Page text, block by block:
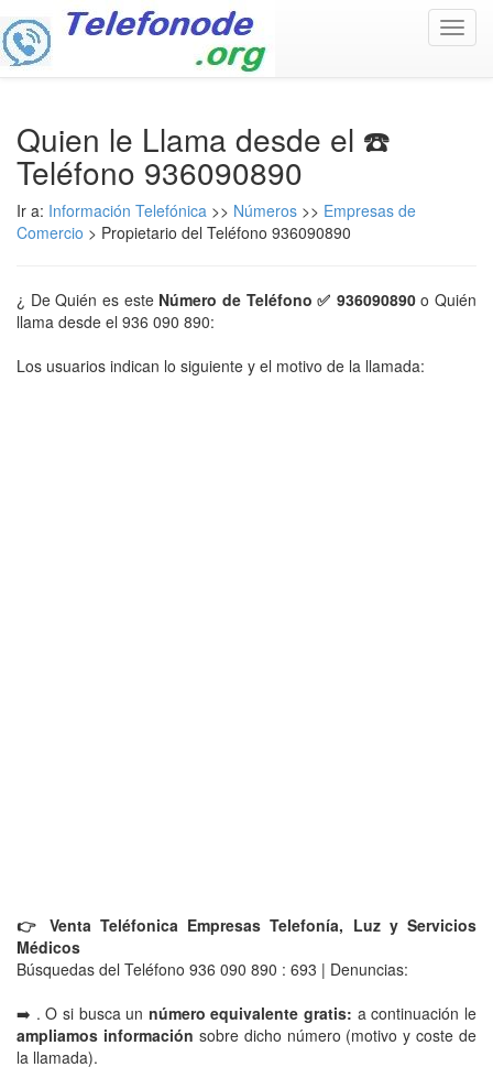
Quien le Llama desde el ☎️
Teléfono 936090890
Ir a: Información Telefónica >> Números >> Empresas de
Comercio > Propietario del Teléfono 936090890
¿ De Quién es este Número de Teléfono ✅ 936090890o Quién
llama desde el 936 090 890:
Los usuarios indican lo siguiente y el motivo de la llamada:
👉 Venta Teléfonica Empresas Telefonía, Luz y Servicios
Médicos
Búsquedas del Teléfono 936 090 890 : 693 | Denuncias:
➡️ . O si busca un número equivalente gratis: a continuación le
ampliamos información sobre dicho número (motivo y coste de
la llamada).